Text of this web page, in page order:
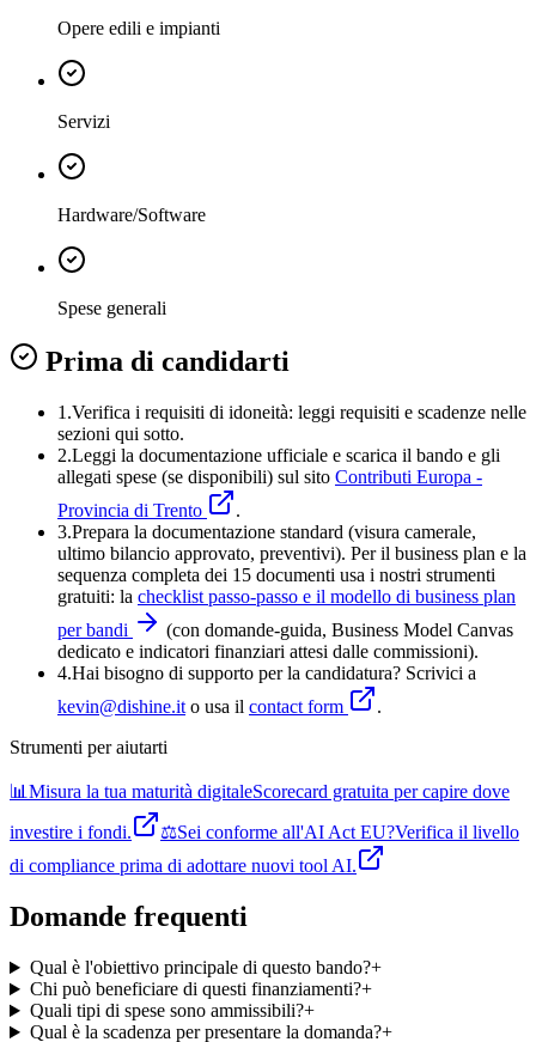
Opere edili e impianti
Servizi
Hardware/Software
Spese generali
Prima di candidarti
1.Verifica i requisiti di idoneità: leggi requisiti e scadenze nelle
sezioni qui sotto.
2.Leggi la documentazione ufficiale e scarica il bando e gli
allegati spese (se disponibili) sul sito Contributi Europa -
Provincia di Trento
.
3.Prepara la documentazione standard (visura camerale,
ultimo bilancio approvato, preventivi). Per il business plan e la
sequenza completa dei 15 documenti usa i nostri strumenti
gratuiti: la checklist passo-passo e il modello di business plan
per bandi
(con domande-guida, Business Model Canvas
dedicato e indicatori finanziari attesi dalle commissioni).
4.Hai bisogno di supporto per la candidatura? Scrivici a
kevin@dishine.it o usa il contact form
.
Strumenti per aiutarti
📊 Misura la tua maturità digitaleScorecard gratuita per capire dove
investire i fondi.
⚖️Sei conforme all'AI Act EU?Verifica il livello
di compliance prima di adottare nuovi tool AI.
Domande frequenti
Qual è l'obiettivo principale di questo bando?+
Chi può beneficiare di questi finanziamenti?+
Quali tipi di spese sono ammissibili?+
Qual è la scadenza per presentare la domanda?+